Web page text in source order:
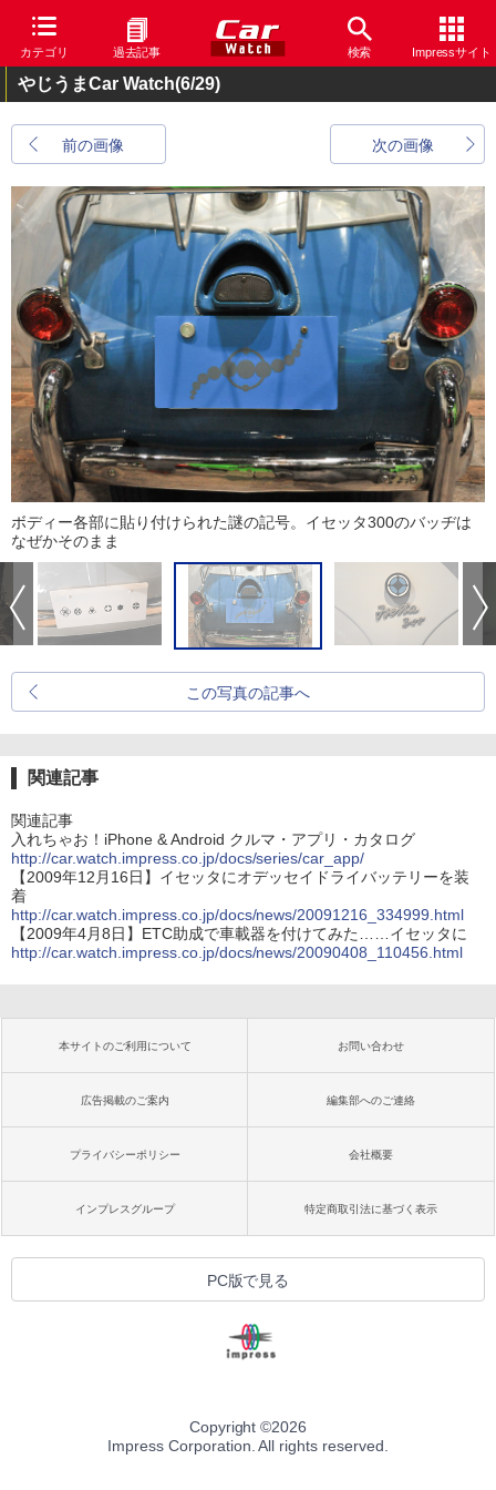
カテゴリ 過去記事 検索 Impressサイト
やじうまCar Watch(6/29)
前の画像 次の画像
ボディー各部に貼り付けられた謎の記号。イセッタ300のバッヂは
なぜかそのまま
この写真の記事へ
関連記事
関連記事
入れちゃお！iPhone & Android クルマ・アプリ・カタログ
http://car.watch.impress.co.jp/docs/series/car_app/
【2009年12月16日】イセッタにオデッセイドライバッテリーを装
着
http://car.watch.impress.co.jp/docs/news/20091216_334999.html
【2009年4月8日】ETC助成で車載器を付けてみた……イセッタに
http://car.watch.impress.co.jp/docs/news/20090408_110456.html
本サイトのご利用について お問い合わせ
広告掲載のご案内 編集部へのご連絡
プライバシーポリシー 会社概要
インプレスグループ 特定商取引法に基づく表示
PC版で見る
Copyright ©2026
Impress Corporation. All rights reserved.